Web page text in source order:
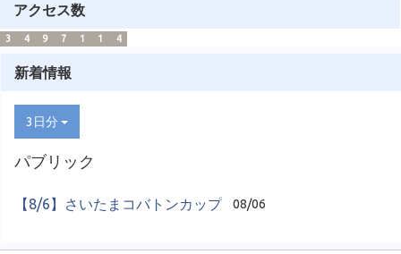
アクセス数
3 4 9 7 1 1 4
新着情報
3日分
パブリック
【8/6】さいたまコバトンカップ 08/06